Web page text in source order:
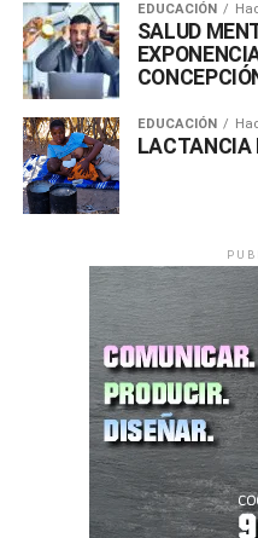
EDUCACIÓN
SALUD
EDUCACIÓN
LACTANCIA